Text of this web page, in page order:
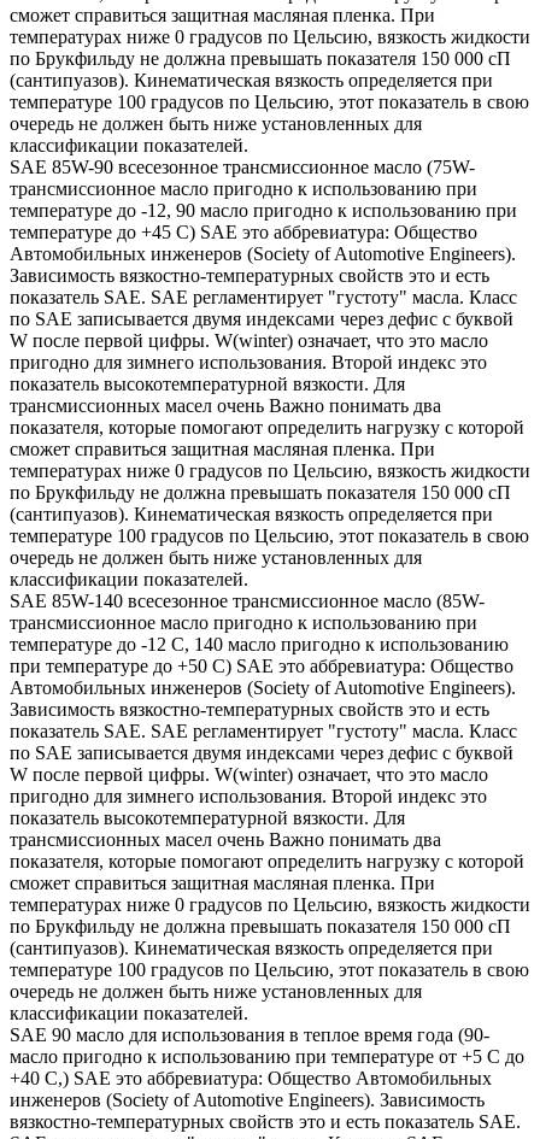
сможет справиться защитная масляная пленка. При
температурах ниже 0 градусов по Цельсию, вязкость жидкости
по Брукфильду не должна превышать показателя 150 000 сП
(сантипуазов). Кинематическая вязкость определяется при
температуре 100 градусов по Цельсию, этот показатель в свою
очередь не должен быть ниже установленных для
классификации показателей.
SAE 85W-90 всесезонное трансмиссионное масло (75W-
трансмиссионное масло пригодно к использованию при
температуре до -12, 90 масло пригодно к использованию при
температуре до +45 С) SAE это аббревиатура: Общество
Автомобильных инженеров (Society of Automotive Engineers).
Зависимость вязкостно-температурных свойств это и есть
показатель SAE. SAE регламентирует "густоту" масла. Класс
по SAE записывается двумя индексами через дефис с буквой
W после первой цифры. W(winter) означает, что это масло
пригодно для зимнего использования. Второй индекс это
показатель высокотемпературной вязкости. Для
трансмиссионных масел очень Важно понимать два
показателя, которые помогают определить нагрузку с которой
сможет справиться защитная масляная пленка. При
температурах ниже 0 градусов по Цельсию, вязкость жидкости
по Брукфильду не должна превышать показателя 150 000 сП
(сантипуазов). Кинематическая вязкость определяется при
температуре 100 градусов по Цельсию, этот показатель в свою
очередь не должен быть ниже установленных для
классификации показателей.
SAE 85W-140 всесезонное трансмиссионное масло (85W-
трансмиссионное масло пригодно к использованию при
температуре до -12 С, 140 масло пригодно к использованию
при температуре до +50 С) SAE это аббревиатура: Общество
Автомобильных инженеров (Society of Automotive Engineers).
Зависимость вязкостно-температурных свойств это и есть
показатель SAE. SAE регламентирует "густоту" масла. Класс
по SAE записывается двумя индексами через дефис с буквой
W после первой цифры. W(winter) означает, что это масло
пригодно для зимнего использования. Второй индекс это
показатель высокотемпературной вязкости. Для
трансмиссионных масел очень Важно понимать два
показателя, которые помогают определить нагрузку с которой
сможет справиться защитная масляная пленка. При
температурах ниже 0 градусов по Цельсию, вязкость жидкости
по Брукфильду не должна превышать показателя 150 000 сП
(сантипуазов). Кинематическая вязкость определяется при
температуре 100 градусов по Цельсию, этот показатель в свою
очередь не должен быть ниже установленных для
классификации показателей.
SAE 90 масло для использования в теплое время года (90-
масло пригодно к использованию при температуре от +5 С до
+40 С,) SAE это аббревиатура: Общество Автомобильных
инженеров (Society of Automotive Engineers). Зависимость
вязкостно-температурных свойств это и есть показатель SAE.